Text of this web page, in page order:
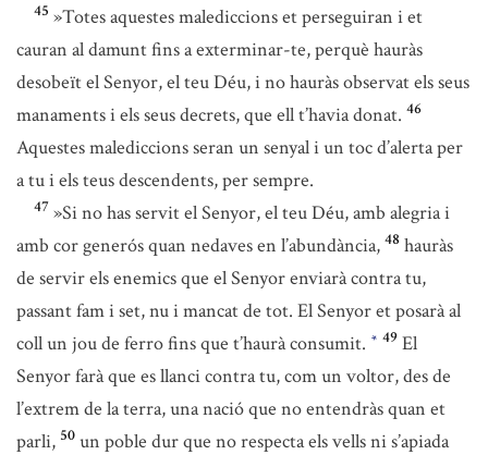
45 »Totes aquestes malediccions et perseguiran i et
cauran al damunt fins a exterminar-te, perquè hauràs
desobeït el Senyor, el teu Déu, i no hauràs observat els seus
manaments i els seus decrets, que ell t’havia donat. 46
Aquestes malediccions seran un senyal i un toc d’alerta per
a tu i els teus descendents, per sempre.
47 »Si no has servit el Senyor, el teu Déu, amb alegria i
amb cor generós quan nedaves en l’abundància, 48 hauràs
de servir els enemics que el Senyor enviarà contra tu,
passant fam i set, nu i mancat de tot. El Senyor et posarà al
coll un jou de ferro fins que t’haurà consumit. * 49 El
Senyor farà que es llanci contra tu, com un voltor, des de
l’extrem de la terra, una nació que no entendràs quan et
parli, 50 un poble dur que no respecta els vells ni s’apiada